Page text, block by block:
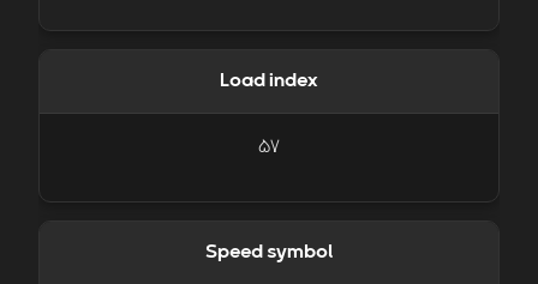
Load index
57
Speed symbol